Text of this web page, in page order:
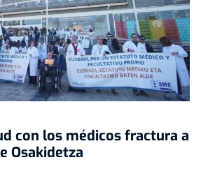
con los médicos fractura a
Osakidetza